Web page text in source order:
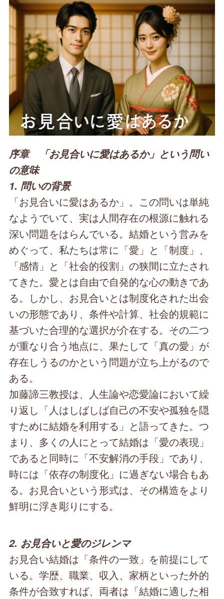
序章 「お見合いに愛はあるか」という問い
の意味
1. 問いの背景
「お見合いに愛はあるか」。この問いは単純
なようでいて、実は人間存在の根源に触れる
深い問題をはらんでいる。結婚という営みを
めぐって、私たちは常に「愛」と「制度」、
「感情」と「社会的役割」の狭間に立たされ
てきた。愛とは自由で自発的な心の動きであ
る。しかし、お見合いとは制度化された出会
いの形態であり、条件や計算、社会的規範に
基づいた合理的な選択が介在する。その二つ
が重なり合う地点に、果たして「真の愛」が
存在しうるのかという問題が立ち上がるので
ある。
加藤諦三教授は、人生論や恋愛論において繰
り返し「人はしばしば自己の不安や孤独を隠
すために結婚を利用する」と語ってきた。つ
まり、多くの人にとって結婚は「愛の表現」
であると同時に「不安解消の手段」であり、
時には「依存の制度化」に過ぎない場合もあ
る。お見合いという形式は、その構造をより
鮮明に浮き彫りにする。
2. お見合いと愛のジレンマ
お見合い結婚は「条件の一致」を前提にして
いる。学歴、職業、収入、家柄といった外的
条件が合致すれば、両者は「結婚に適した相